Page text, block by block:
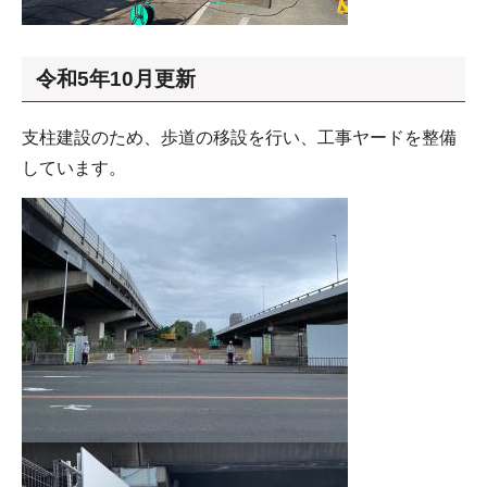
令和5年10月更新
支柱建設のため、歩道の移設を行い、工事ヤードを整備
しています。